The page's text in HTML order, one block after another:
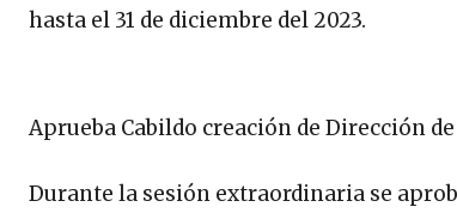
hasta el 31 de diciembre del 2023.
Aprueba Cabildo creación de Dirección
Durante la sesión extraordinaria se